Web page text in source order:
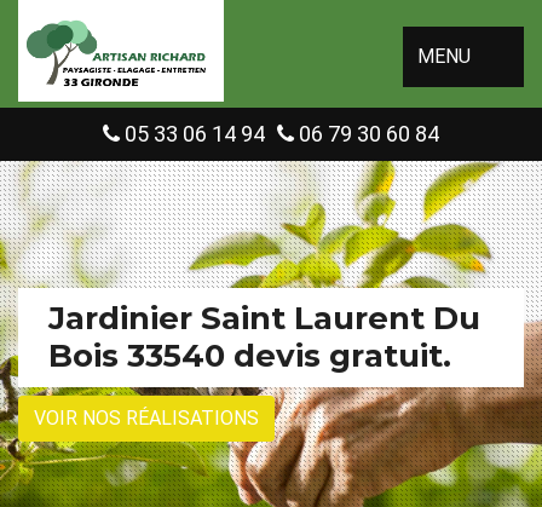
MENU
05 33 06 14 94 06 79 30 60 84
Jardinier Saint Laurent Du
Bois 33540 devis gratuit.
VOIR NOS RÉALISATIONS